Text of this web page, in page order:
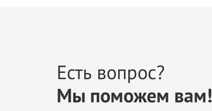
Есть вопрос?
Мы поможем вам!